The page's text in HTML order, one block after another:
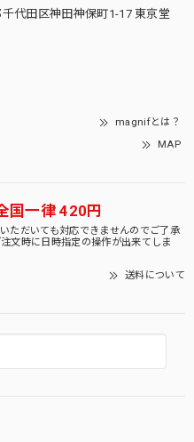
代田区神田神保町1-17 東京堂
magnifとは？
MAP
国一律 420円
ただいても対応できませんのでご了承
文時に日時指定の操作が出来てしま
送料について